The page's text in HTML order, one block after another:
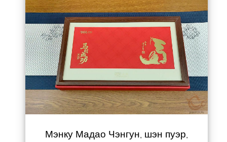
Мэнку Мадао Чэнгун, шэн пуэр,